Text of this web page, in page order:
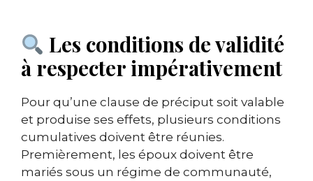
Les conditions de validité
à respecter impérativement
Pour qu’une clause de préciput soit valable
et produise ses effets, plusieurs conditions
cumulatives doivent être réunies.
Premièrement, les époux doivent être
mariés sous un régime de communauté,